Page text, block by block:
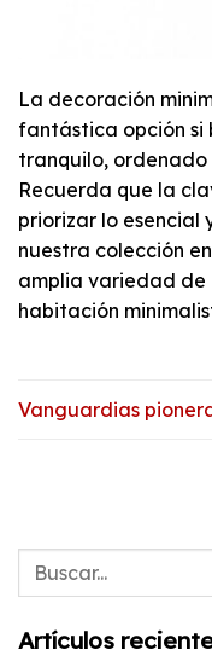
La decoración
fantástica opción si
tranquilo,
Recuerda que la
priorizar lo esencial
nuestra colección en
amplia variedad de
habitación
Vanguardias
Artículos